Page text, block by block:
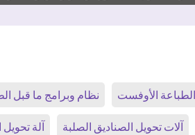
نظام وبرامج ما قبل الأوفست
آلة تحويل آلات تحويل الصناديق الصلبة